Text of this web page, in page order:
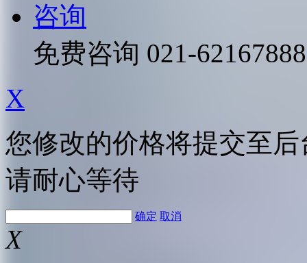
咨询
免费咨询 021-62167888
X
您修改的价格将提交至
请耐心等待
确定 取消
X